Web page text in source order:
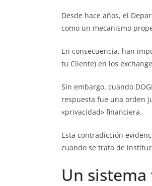
Desde hace años, el
como un mecanismo
En consecuencia, han
tu Cliente) en los
Sin embargo, cuando
respuesta fue una orden
«privacidad» financiera.
Esta contradicción
cuando se trata de
Un